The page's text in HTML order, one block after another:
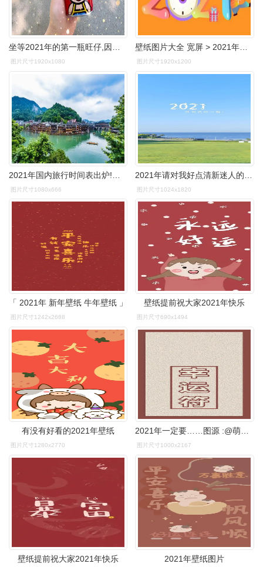
图片尺寸1920x1080 图片尺寸1920x1200
图片尺寸1080x666 图片尺寸1024x1820
「 2021年 新年壁纸 牛年壁纸 」
图片尺寸1242x2688
壁纸提前祝大家2021年快乐
图片尺寸690x1494
有没有好看的2021年壁纸
图片尺寸1280x2770 图片尺寸1000x2167
壁纸提前祝大家2021年快乐 2021年壁纸图片